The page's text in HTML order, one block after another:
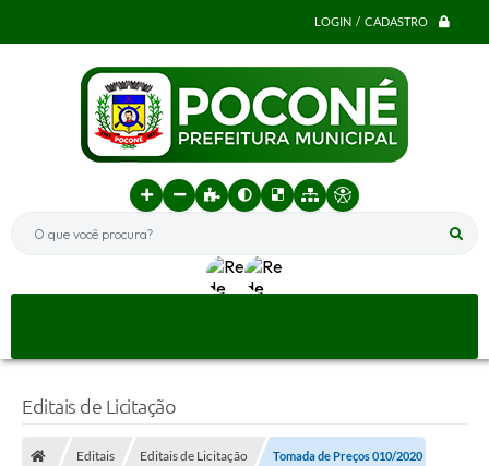
LOGIN / CADASTRO
O que você procura?
Editais de Licitação
Editais Editais de Licitação Tomada de Preços 010/2020